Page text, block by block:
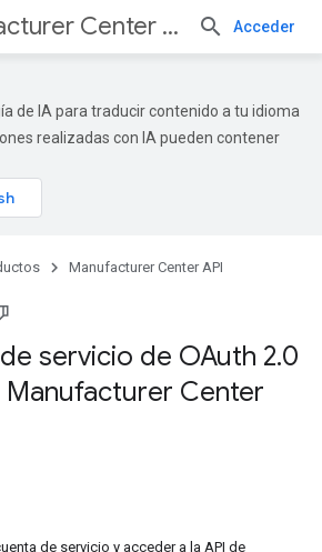
Manufacturer Center API Acceder
de IA para traducir contenido a tu idioma
realizadas con IA pueden contener
Manufacturer Center API
servicio de OAuth 2.0
Manufacturer Center
de servicio y acceder a la API de